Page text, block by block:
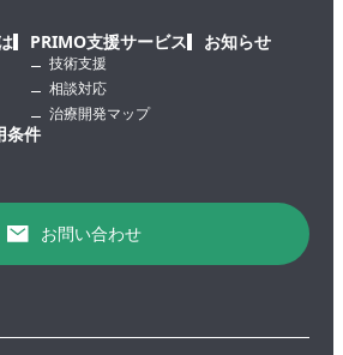
PRIMO支援サービス
技術支援
相談対応
治療開発マップ
お知らせ
条件
お問い合わせ